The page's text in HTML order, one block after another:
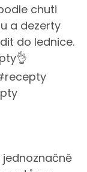
chuti
a dezerty
do lednice.